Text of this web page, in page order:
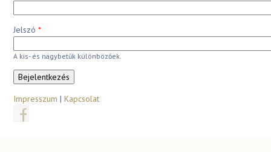
Jelszó*
A kis- és nagybetűk különbözőek.
Impresszum |Kapcsolat